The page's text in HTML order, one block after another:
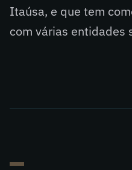
Itaúsa, e que tem
com várias entidades